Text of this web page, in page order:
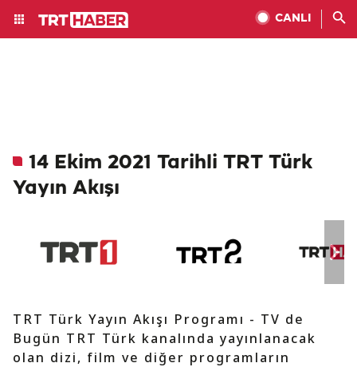
CANLI
14 Ekim 2021 Tarihli TRT Türk
Yayın Akışı
TRT Türk Yayın Akışı Programı - TV de
Bugün TRT Türk kanalında yayınlanacak
olan dizi, film ve diğer programların